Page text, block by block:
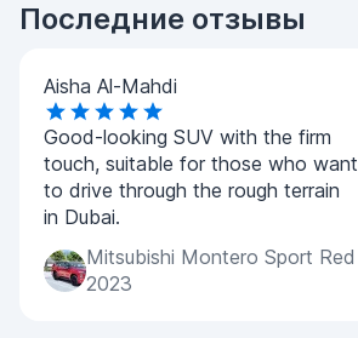
Последние отзывы
Aisha Al-Mahdi
Good-looking SUV with the firm
touch, suitable for those who want
to drive through the rough terrain
in Dubai.
Mitsubishi Montero Sport Red
2023